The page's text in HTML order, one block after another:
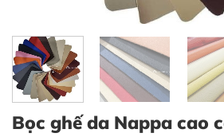
Bọc ghế da Nappa cao